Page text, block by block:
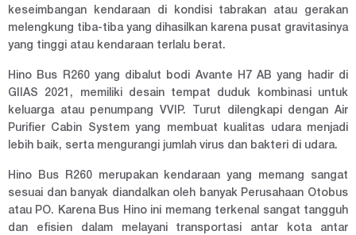
keseimbangan kendaraan di kondisi tabrakan atau gerakan
melengkung tiba-tiba yang dihasilkan karena pusat gravitasinya
yang tinggi atau kendaraan terlalu berat.
Hino Bus R260 yang dibalut bodi Avante H7 AB yang hadir di
GIIAS 2021, memiliki desain tempat duduk kombinasi untuk
keluarga atau penumpang VVIP. Turut dilengkapi dengan Air
Purifier Cabin System yang membuat kualitas udara menjadi
lebih baik, serta mengurangi jumlah virus dan bakteri di udara.
Hino Bus R260 merupakan kendaraan yang memang sangat
sesuai dan banyak diandalkan oleh banyak Perusahaan Otobus
atau PO. Karena Bus Hino ini memang terkenal sangat tangguh
dan efisien dalam melayani transportasi antar kota antar